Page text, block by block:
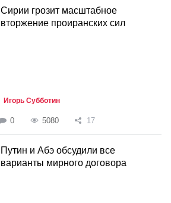
Сирии грозит масштабное
вторжение проиранских сил
Игорь Субботин
0 5080 17
Путин и Абэ обсудили все
варианты мирного договора